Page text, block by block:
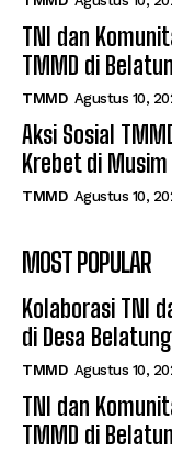
TNI dan
TMMD di
TMMD Agustus 10,
Aksi Sosial
Krebet di
TMMD Agustus 10,
MOST POPULAR
Kolaborasi TNI
di Desa Belatung
TMMD Agustus 10,
TNI dan
TMMD di